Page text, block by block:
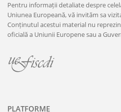
Pentru informații detaliate despre
Uniunea Europeană, vă invităm sa
Conținutul acestui material nu
oficială a Uniunii Europene sau a
PLATFORME